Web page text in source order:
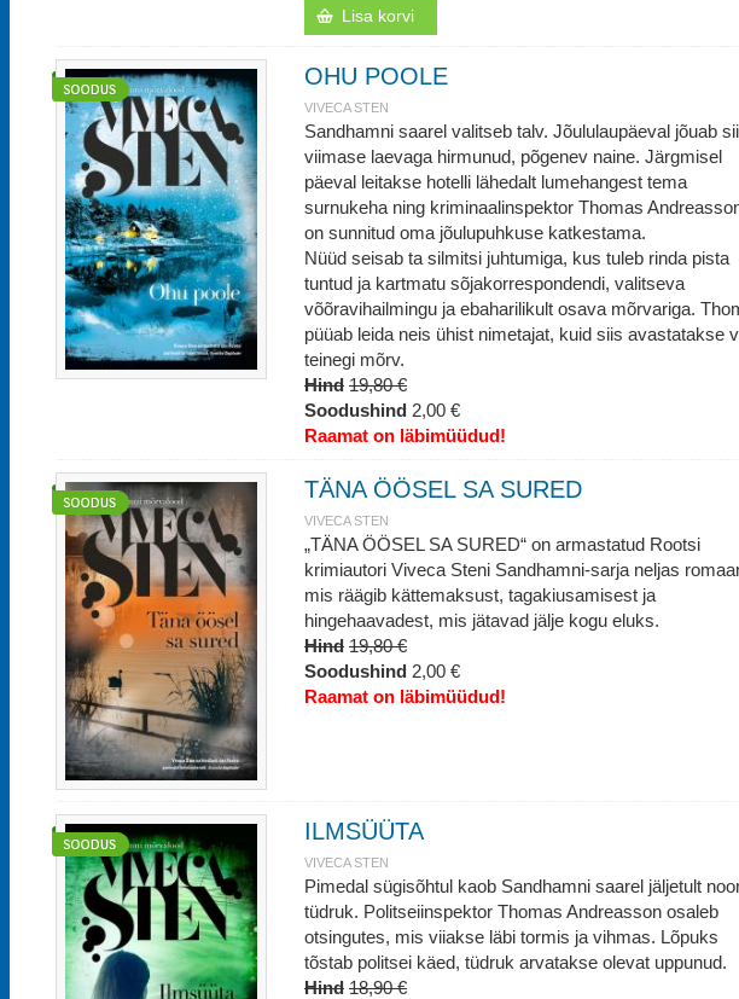
Lisa korvi
OHU POOLE
VIVECA STEN
Sandhamni saarel valitseb talv. Jõululaupäeval jõuab
viimase laevaga hirmunud, põgenev naine. Järgmisel
päeval leitakse hotelli lähedalt lumehangest tema
surnukeha ning kriminaalinspektor Thomas
on sunnitud oma jõulupuhkuse katkestama.
Nüüd seisab ta silmitsi juhtumiga, kus tuleb rinda pista
tuntud ja kartmatu sõjakorrespondendi, valitseva
võõravihailmingu ja ebaharilikult osava mõrvariga.
püüab leida neis ühist nimetajat, kuid siis avastatakse
teinegi mõrv.
Hind 19,80 €
Soodushind 2,00 €
Raamat on läbimüüdud!
TÄNA ÖÖSEL SA SURED
VIVECA STEN
„TÄNA ÖÖSEL SA SURED“ on armastatud Rootsi
krimiautori Viveca Steni Sandhamni-sarja neljas
mis räägib kättemaksust, tagakiusamisest ja
hingehaavadest, mis jätavad jälje kogu eluks.
Hind 19,80 €
Soodushind 2,00 €
Raamat on läbimüüdud!
ILMSÜÜTA
VIVECA STEN
Pimedal sügisõhtul kaob Sandhamni saarel jäljetult
tüdruk. Politseiinspektor Thomas Andreasson osaleb
otsingutes, mis viiakse läbi tormis ja vihmas. Lõpuks
tõstab politsei käed, tüdruk arvatakse olevat uppunud.
Hind 18,90 €